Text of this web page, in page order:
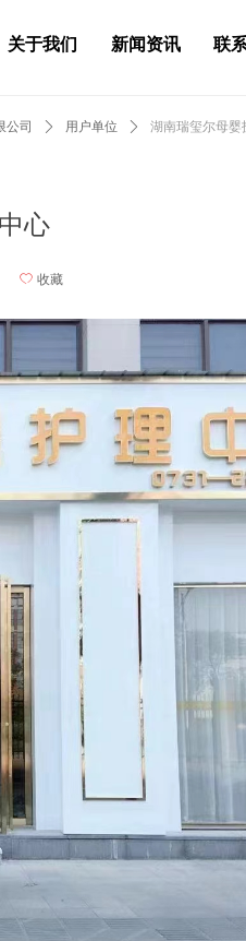
关于我们 新闻资讯 联
心
公司 ꄲ 用户单位 ꄲ 湖南瑞玺尔母婴
ꄀ 收藏